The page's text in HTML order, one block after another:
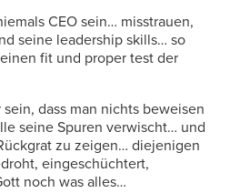
CEO sein… misstrauen,
seine leadership skills… so
fit und proper test der
dass man nichts beweisen
seine Spuren verwischt… und
zu zeigen… diejenigen
eingeschüchtert,
noch was alles…